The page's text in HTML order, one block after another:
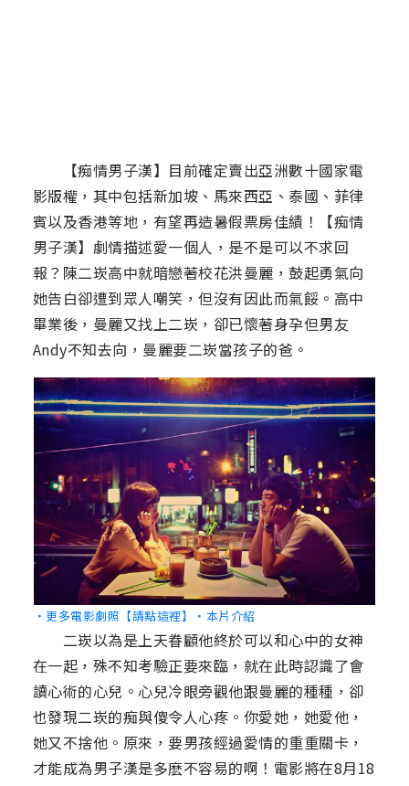
【痴情男子漢】目前確定賣出亞洲數十國家電
影版權，其中包括新加坡、馬來西亞、泰國、菲律
賓以及香港等地，有望再造暑假票房佳績！【痴情
男子漢】劇情描述愛一個人，是不是可以不求回
報？陳二崁高中就暗戀著校花洪曼麗，鼓起勇氣向
她告白卻遭到眾人嘲笑，但沒有因此而氣餒。高中
畢業後，曼麗又找上二崁，卻已懷著身孕但男友
Andy不知去向，曼麗要二崁當孩子的爸。
‧更多電影劇照【請點這裡】 ‧本片介紹
二崁以為是上天眷顧他終於可以和心中的女神
在一起，殊不知考驗正要來臨，就在此時認識了會
讀心術的心兒。心兒冷眼旁觀他跟曼麗的種種，卻
也發現二崁的痴與傻令人心疼。你愛她，她愛他，
她又不捨他。原來，要男孩經過愛情的重重關卡，
才能成為男子漢是多麽不容易的啊！電影將在8月18